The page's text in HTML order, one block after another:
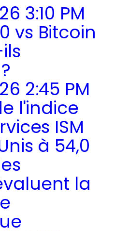
3:10 PM
vs Bitcoin
2:45 PM
l'indice
ISM
à 54,0
la